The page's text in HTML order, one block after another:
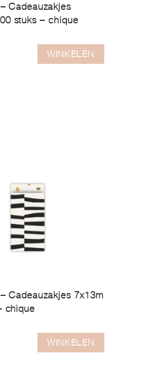
Cadeauzakjes
stuks – chique
WINKELEN
Cadeauzakjes 7x13m
chique
WINKELEN